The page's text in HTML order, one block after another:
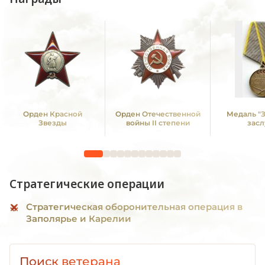
Орден Красной
Звезды
Орден Отечественной
войны II степени
Медаль
Стратегические операции
Стратегическая оборонительная операция в
Заполярье и Карелии
Поиск ветерана